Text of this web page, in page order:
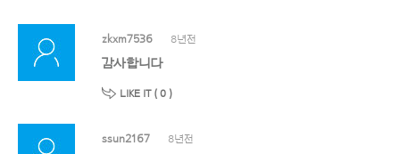
zkxm7536 8년전
감사합니다
LIKE IT ( 0 )
ssun2167 8년전